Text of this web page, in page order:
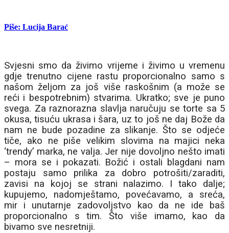
Piše: Lucija Barać
Svjesni smo da živimo vrijeme i živimo u vremenu
gdje trenutno cijene rastu proporcionalno samo s
našom željom za još više raskošnim (a može se
reći i bespotrebnim) stvarima. Ukratko; sve je puno
svega. Za raznorazna slavlja naručuju se torte sa 5
okusa, tisuću ukrasa i šara, uz to još ne daj Bože da
nam ne bude pozadine za slikanje. Što se odjeće
tiče, ako ne piše velikim slovima na majici neka
‘trendy’ marka, ne valja. Jer nije dovoljno nešto imati
– mora se i pokazati. Božić i ostali blagdani nam
postaju samo prilika za dobro potrošiti/zaraditi,
zavisi na kojoj se strani nalazimo. I tako dalje;
kupujemo, nadomještamo, povećavamo, a sreća,
mir i unutarnje zadovoljstvo kao da ne ide baš
proporcionalno s tim. Što više imamo, kao da
bivamo sve nesretniji.